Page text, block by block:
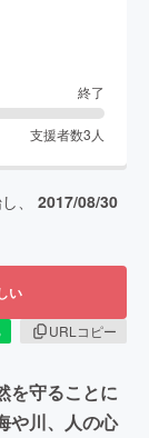
終了
支援者数3 人
、 2017/08/30
い
URLコピー
を守ることに
や川、人の心